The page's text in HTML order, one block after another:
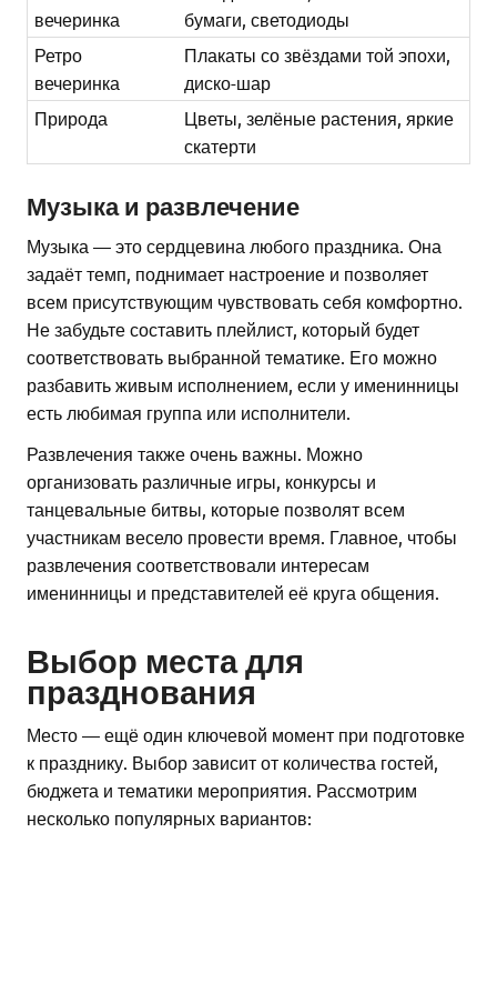
вечеринка
бумаги, светодиоды
Ретро
вечеринка
Плакаты со звёздами той эпохи,
диско-шар
Природа
Цветы, зелёные растения, яркие
скатерти
Музыка и развлечение
Музыка — это сердцевина любого праздника. Она
задаёт темп, поднимает настроение и позволяет
всем присутствующим чувствовать себя комфортно.
Не забудьте составить плейлист, который будет
соответствовать выбранной тематике. Его можно
разбавить живым исполнением, если у именинницы
есть любимая группа или исполнители.
Развлечения также очень важны. Можно
организовать различные игры, конкурсы и
танцевальные битвы, которые позволят всем
участникам весело провести время. Главное, чтобы
развлечения соответствовали интересам
именинницы и представителей её круга общения.
Выбор места для
празднования
Место — ещё один ключевой момент при подготовке
к празднику. Выбор зависит от количества гостей,
бюджета и тематики мероприятия. Рассмотрим
несколько популярных вариантов: